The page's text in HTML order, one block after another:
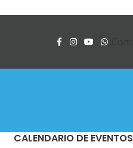
CALENDARIO DE EVENTOS